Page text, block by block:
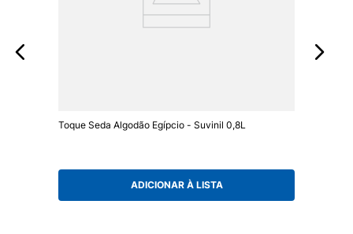
Toque Seda Algodão Egípcio - Suvinil 0,8L
ADICIONAR À LISTA